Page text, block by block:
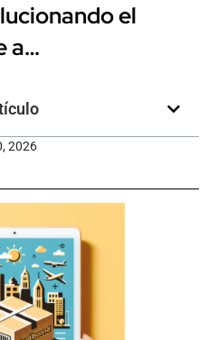
el
a…
2026